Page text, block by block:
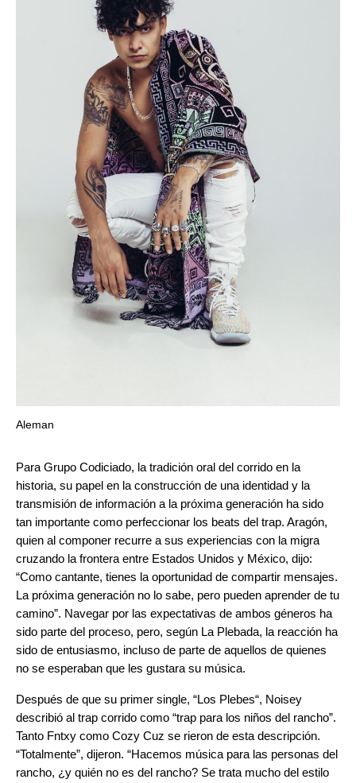
Aleman
Para Grupo Codiciado, la tradición oral del corrido en la
historia, su papel en la construcción de una identidad y la
transmisión de información a la próxima generación ha sido
tan importante como perfeccionar los beats del trap. Aragón,
quien al componer recurre a sus experiencias con la migra
cruzando la frontera entre Estados Unidos y México, dijo:
“Como cantante, tienes la oportunidad de compartir mensajes.
La próxima generación no lo sabe, pero pueden aprender de tu
camino”. Navegar por las expectativas de ambos géneros ha
sido parte del proceso, pero, según La Plebada, la reacción ha
sido de entusiasmo, incluso de parte de aquellos de quienes
no se esperaban que les gustara su música.
Después de que su primer single, “Los Plebes“, Noisey
describió al trap corrido como “trap para los niños del rancho”.
Tanto Fntxy como Cozy Cuz se rieron de esta descripción.
“Totalmente”, dijeron. “Hacemos música para las personas del
rancho, ¿y quién no es del rancho? Se trata mucho del estilo